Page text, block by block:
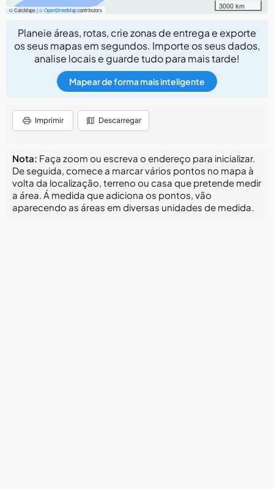
© CalcMaps |© OpenStreetMapcontributors 3000 km
Planeie áreas, rotas, crie zonas de entrega e exporte
os seus mapas em segundos. Importe os seus dados,
analise locais e guarde tudo para mais tarde!
Mapear de forma mais inteligente
Imprimir Descarregar
Nota: Faça zoom ou escreva o endereço para inicializar.
De seguida, comece a marcar vários pontos no mapa à
volta da localização, terreno ou casa que pretende medir
a área. Á medida que adiciona os pontos, vão
aparecendo as áreas em diversas unidades de medida.